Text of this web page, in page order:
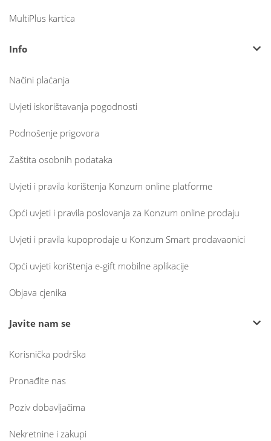
MultiPlus kartica
Info
Načini plaćanja
Uvjeti iskorištavanja pogodnosti
Podnošenje prigovora
Zaštita osobnih podataka
Uvjeti i pravila korištenja Konzum online platforme
Opći uvjeti i pravila poslovanja za Konzum online prodaju
Uvjeti i pravila kupoprodaje u Konzum Smart prodavaonici
Opći uvjeti korištenja e-gift mobilne aplikacije
Objava cjenika
Javite nam se
Korisnička podrška
Pronađite nas
Poziv dobavljačima
Nekretnine i zakupi